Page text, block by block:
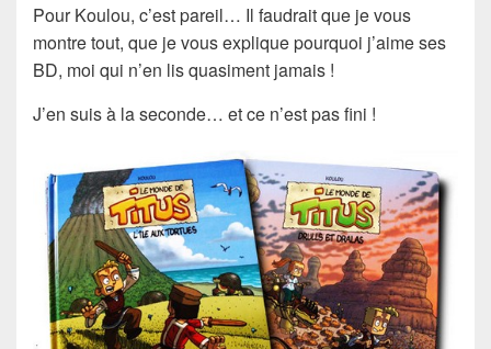
Pour Koulou, c’est pareil… Il faudrait que je vous
montre tout, que je vous explique pourquoi j’aime ses
BD, moi qui n’en lis quasiment jamais !
J’en suis à la seconde… et ce n’est pas fini !